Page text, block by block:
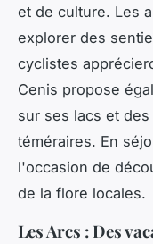
et de culture. Les
explorer des
cyclistes
Cenis propose
sur ses lacs et
téméraires. En
l'occasion de
de la flore locales.
Les Arcs : Des